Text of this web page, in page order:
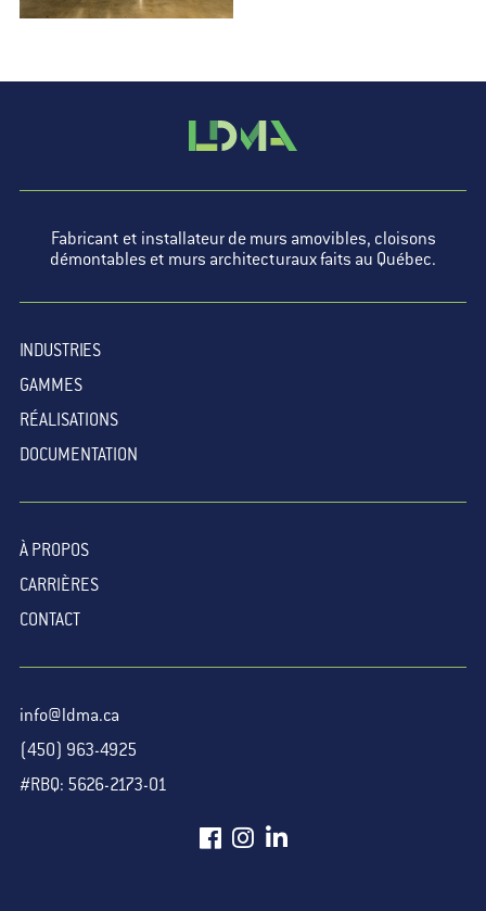
Fabricant et installateur de murs amovibles, cloisons
démontables et murs architecturaux faits au Québec.
INDUSTRIES
GAMMES
RÉALISATIONS
DOCUMENTATION
À PROPOS
CARRIÈRES
CONTACT
info@ldma.ca
(450) 963-4925
#RBQ: 5626-2173-01